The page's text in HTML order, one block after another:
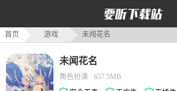
首页 游戏 未闻花名
未闻花名
角色扮演
657.5MB